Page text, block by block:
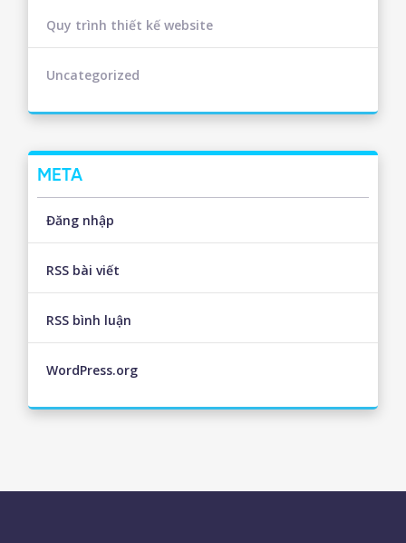
Quy trình thiết kế website
Uncategorized
META
Đăng nhập
RSS bài viết
RSS bình luận
WordPress.org